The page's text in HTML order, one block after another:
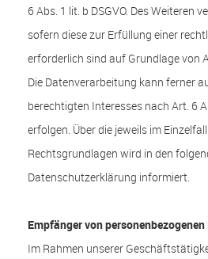
6 Abs. 1 lit. b DSGVO. Des Weiteren
sofern diese zur Erfüllung einer
erforderlich sind auf Grundlage von
Die Datenverarbeitung kann ferner
berechtigten Interesses nach Art. 6
erfolgen. Über die jeweils im
Rechtsgrundlagen wird in den
Datenschutzerklärung informiert.
Empfänger von personenbezogenen
Im Rahmen unserer